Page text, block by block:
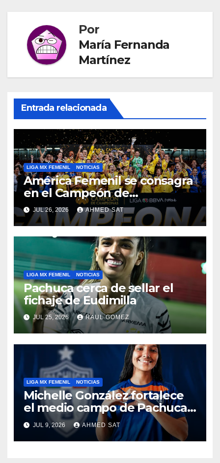
Por
María Fernanda
Martínez
Entrada relacionada
LIGA MX FEMENIL NOTICIAS
América Femenil se consagra
en el Campeón de
Campeonas
JUL 26, 2026 AHMED SAT
LIGA MX FEMENIL NOTICIAS
Pachuca cerca de sellar el
fichaje de Eudimilla
JUL 25, 2026 RAUL GOMEZ
LIGA MX FEMENIL NOTICIAS
Michelle González fortalece
el medio campo de Pachuca
Femenil
JUL 9, 2026 AHMED SAT